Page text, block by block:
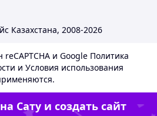
Казахстана, 2008-2026
и Google Политика
и Условия использования
Сату и создать сайт